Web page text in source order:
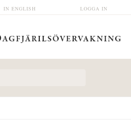
LOGGA IN
IN ENGLISH